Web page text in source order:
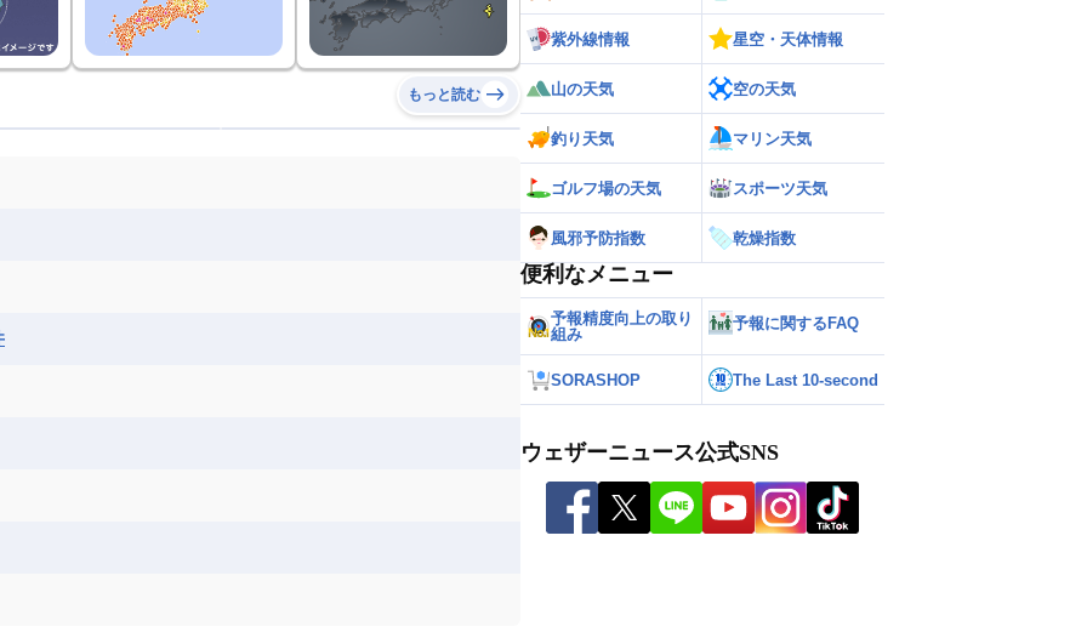
もっと読む
紫外線情報 星空・天体情報
山の天気 空の天気
釣り天気 マリン天気
ゴルフ場の天気 スポーツ天気
風邪予防指数 乾燥指数
便利なメニュー
予報精度向上の取り
組み
予報に関するFAQ
SORASHOP The Last 10-second
ウェザーニュース公式SNS